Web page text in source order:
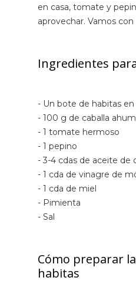
en casa, tomate y
aprovechar. Vamos con
Ingredientes
- Un bote de habitas
- 100 g de caballa
- 1 tomate hermoso
- 1 pepino
- 3-4 cdas de aceite de
- 1 cda de vinagre de
- 1 cda de miel
- Pimienta
- Sal
Cómo preparar
habitas